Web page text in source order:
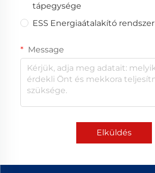
tápegysége
ESS Energiaátalakító rendszer
Message
Elküldés